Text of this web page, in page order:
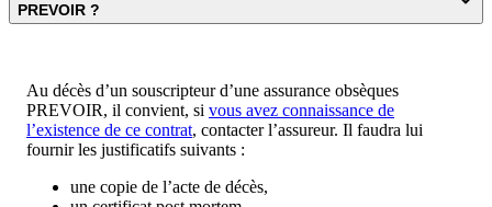
PREVOIR ?
Au décès d’un souscripteur d’une assurance obsèques
PREVOIR, il convient, si vous avez connaissance de
l’existence de ce contrat, contacter l’assureur. Il faudra lui
fournir les justificatifs suivants :
une copie de l’acte de décès,